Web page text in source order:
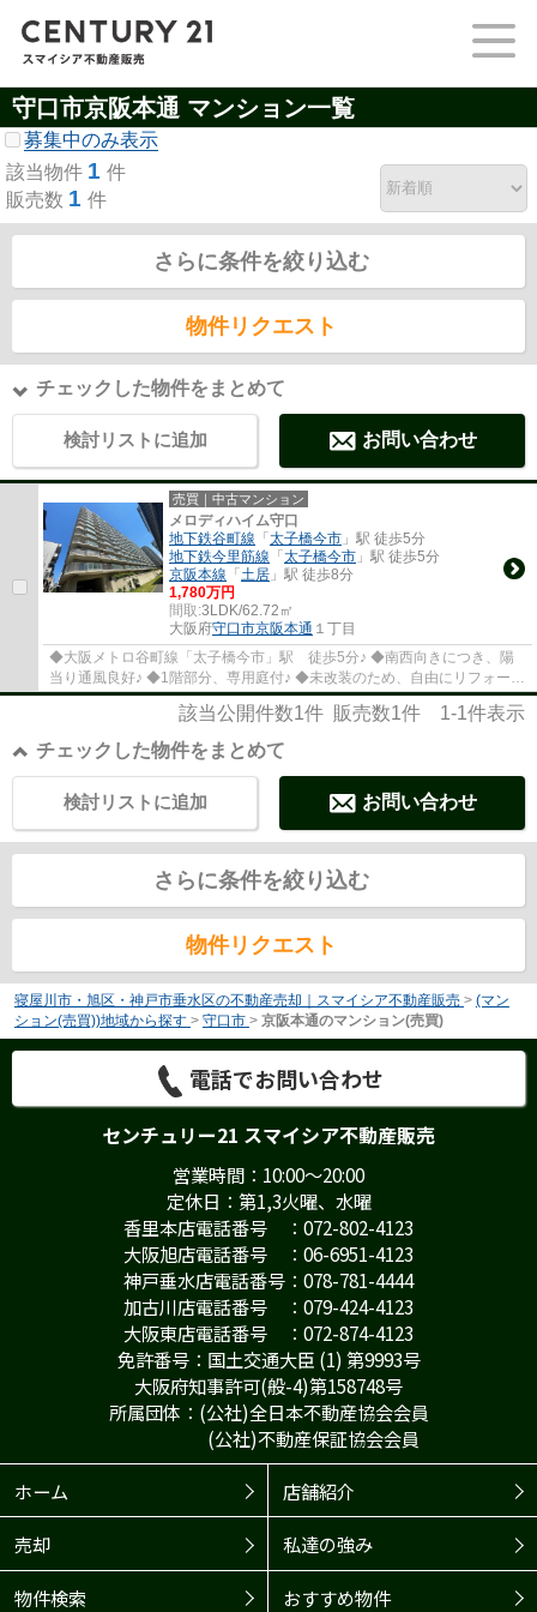
守口市京阪本通 マンション一覧
募集中のみ表示
該当物件 1 件
販売数 1 件
さらに条件を絞り込む
物件リクエスト
チェックした物件をまとめて
検討リストに追加 お問い合わせ
売買｜中古マンション
メロディハイム守口
地下鉄谷町線 「太子橋今市 」駅 徒歩5分
地下鉄今里筋線 「太子橋今市 」駅 徒歩5分
京阪本線 「土居 」駅 徒歩8分
1,780万円
間取:3LDK/62.72㎡
大阪府守口市京阪本通 １丁目
◆大阪メトロ谷町線「太子橋今市」駅 徒歩5分♪ ◆南西向きにつき、陽
当り通風良好♪ ◆1階部分、専用庭付♪ ◆未改装のため、自由にリフォーム
できます♪
該当公開件数1件 販売数1件 1-1件表示
チェックした物件をまとめて
お問い合わせ
検討リストに追加
さらに条件を絞り込む
物件リクエスト
寝屋川市・旭区・神戸市垂水区の不動産売却｜スマイシア不動産販売 > (マン
ション(売買))地域から探す > 守口市 > 京阪本通のマンション(売買)
電話でお問い合わせ
センチュリー21 スマイシア不動産販売
営業時間：10:00～20:00
定休日：第1,3火曜、水曜
香里本店電話番号 ：072-802-4123
大阪旭店電話番号 ：06-6951-4123
神戸垂水店電話番号：078-781-4444
加古川店電話番号 ：079-424-4123
大阪東店電話番号 ：072-874-4123
免許番号：国土交通大臣 (1) 第9993号
大阪府知事許可(般-4)第158748号
所属団体：(公社)全日本不動産協会会員
(公社)不動産保証協会会員
ホーム
店舗紹介
売却 私達の強み
物件検索 おすすめ物件